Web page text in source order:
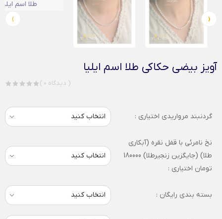
‹
›
آویز بیضی حکاکی طلا اسم ایلیا
( 0 دیدگاه )
گردنبند مرواریدی اختیاری :
نخ نامرئی با قفل نقره (آبکاری
طلا) (جایگزین زنجیرطلا) 180000
تومان اختیاری :
بسته بندی رایگان :